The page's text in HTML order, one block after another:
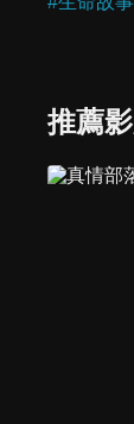
推薦